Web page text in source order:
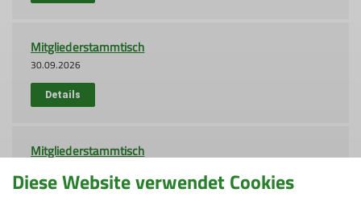
Mitgliederstammtisch
30.09.2026
Details
Mitgliederstammtisch
Diese Website verwendet Cookies